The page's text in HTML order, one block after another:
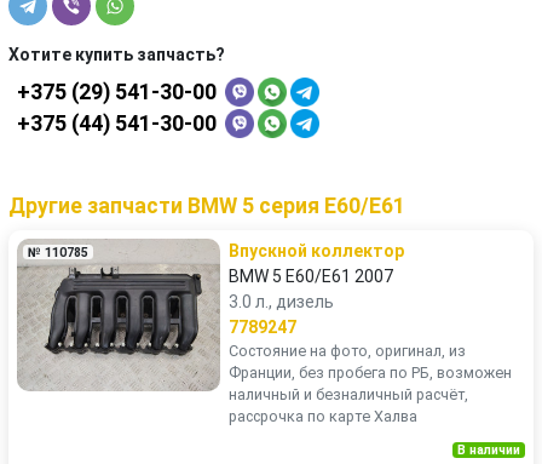
Хотите купить запчасть?
+375 (29) 541-30-00
+375 (44) 541-30-00
Другие запчасти BMW 5 серия E60/E61
№ 110785
Впускной коллектор
BMW 5 E60/E61 2007
3.0 л., дизель
7789247
Состояние на фото, оригинал, из
Франции, без пробега по РБ, возможен
наличный и безналичный расчёт,
рассрочка по карте Халва
В наличии